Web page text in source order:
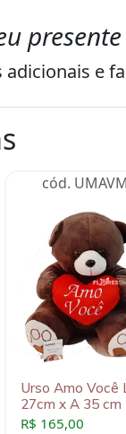
presente
e
cód. UMAVM
Urso Amo Você
27cm x A 35 cm
R$ 165,00